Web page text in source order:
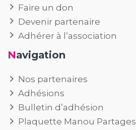
Faire un don
Devenir partenaire
Adhérer à l’association
Navigation
Nos partenaires
Adhésions
Bulletin d’adhésion
Plaquette Manou Partages